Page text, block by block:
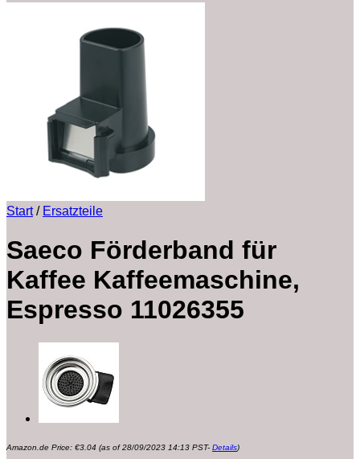
Start / Ersatzteile
Saeco Förderband für
Kaffee Kaffeemaschine,
Espresso 11026355
Amazon.de Price: €3.04 (as of 28/09/2023 14:13 PST- Details)